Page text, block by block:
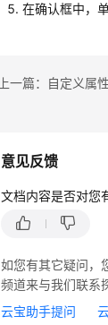
在确认框中，
上一篇：自定义属性
意见反馈
文档内容是否对您
如您有其它疑问，
频道来与我们联系
云宝助手提问